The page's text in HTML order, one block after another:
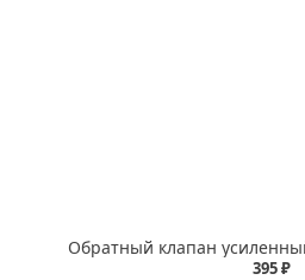
Обратный клапан
395 ₽